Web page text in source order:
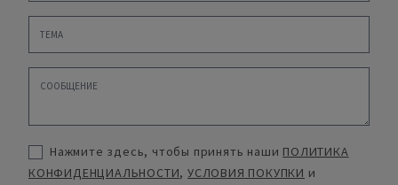
Нажмите здесь, чтобы принять наши ПОЛИТИКА
КОНФИДЕНЦИАЛЬНОСТИ,УСЛОВИЯ ПОКУПКИ и